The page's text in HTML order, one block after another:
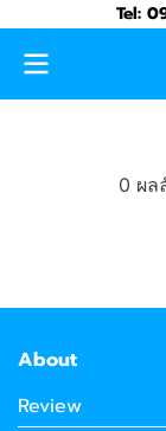
Tel:
0 ผล
About
Review